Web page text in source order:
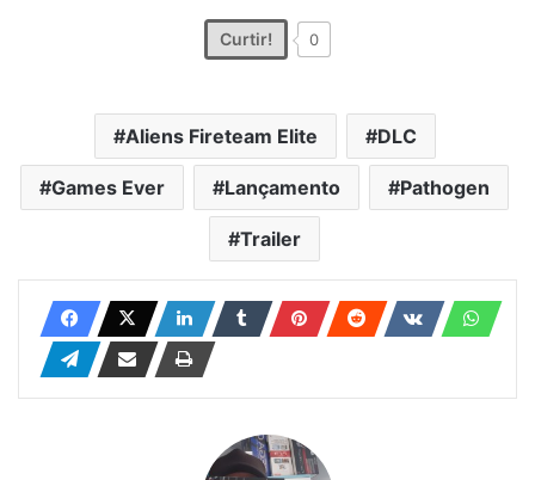
Curtir! 0
Aliens Fireteam Elite DLC
Games Ever Lançamento Pathogen
Trailer